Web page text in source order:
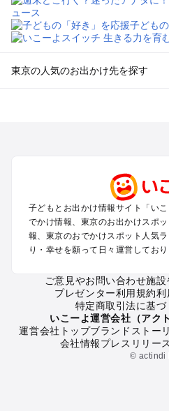
東京の人気のお出かけ先を探す
町田・相模原・愛川・上野原のプ
渋谷・原宿・恵比寿・中目黒・自
池袋・赤羽・王子・巣鴨・目白
新宿・高田馬場・代々木・千駄ヶ
銀座・丸の内・日本橋・有楽町・
小金井・小平・西東京・東村山・
府中・調布・狛江のプールお出か
青梅・奥多摩のプールお出かけ
蒲田・大森・羽田周辺のプールお
葛西・新木場・亀戸・亀有・柴
北千住・日暮里・荒川のプールお
子どもとお出かけ情報サイト「い
でかけ情報、東京のお出かけスポ
報、東京のおでかけスポット人気
り・幸せを願って日々運営しており
ご意見やお問い合わせ施設
プレゼンター利用規約利
特定商取引法に基づ
いこーよ運営会社（アク
運営会社トップブランドストー
会社情報プレスリリース
© actindi